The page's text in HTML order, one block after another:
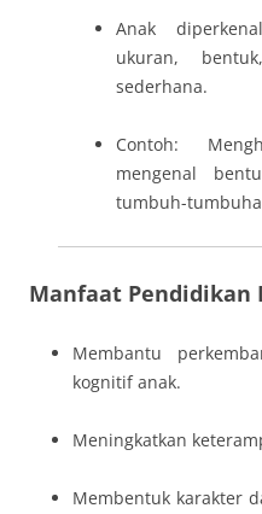
Anak
ukuran,
sederhana.
Contoh:
mengenal
tumbuh-
Manfaat Pendidikan
Membantu
kognitif anak.
Meningkatkan
Membentuk karakter